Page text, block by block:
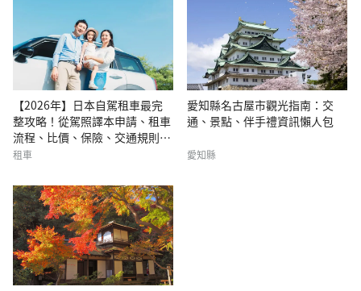
【2026年】日本自駕租車最完
整攻略！從駕照譯本申請、租車
流程、比價、保險、交通規則、
推薦自駕路線完全彙整！
租車
愛知縣名古屋市觀光指南：交
通、景點、伴手禮資訊懶人包
愛知縣